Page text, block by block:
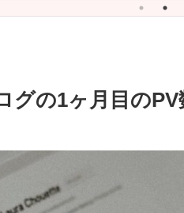
グの1ヶ月目のPV